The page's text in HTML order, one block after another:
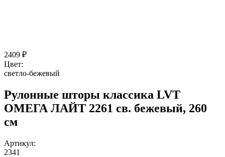
2409 ₽
Цвет:
светло-бежевый
Рулонные шторы классика LVT
ОМЕГА ЛАЙТ 2261 св. бежевый, 260
см
Артикул:
2341